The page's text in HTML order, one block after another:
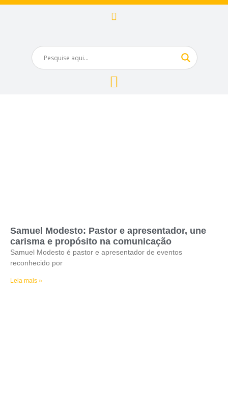
Samuel Modesto: Pastor e apresentador, une
carisma e propósito na comunicação
Samuel Modesto é pastor e apresentador de eventos
reconhecido por
Leia mais »